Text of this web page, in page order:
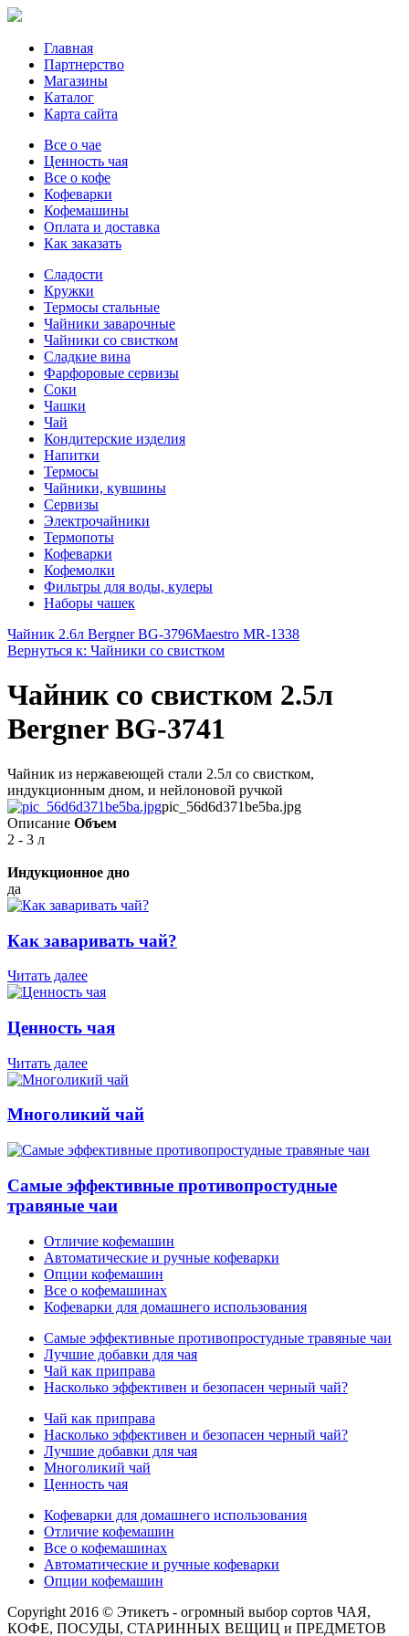
Главная
Партнерство
Магазины
Каталог
Карта сайта
Все о чае
Ценность чая
Все о кофе
Кофеварки
Кофемашины
Оплата и доставка
Как заказать
Сладости
Кружки
Термосы стальные
Чайники заварочные
Чайники со свистком
Сладкие вина
Фарфоровые сервизы
Соки
Чашки
Чай
Кондитерские изделия
Напитки
Термосы
Чайники, кувшины
Сервизы
Электрочайники
Термопоты
Кофеварки
Кофемолки
Фильтры для воды, кулеры
Наборы чашек
Чайник 2.6л Bergner BG-3796Maestro MR-1338
Вернуться к: Чайники со свистком
Чайник со свистком 2.5л
Bergner BG-3741
Чайник из нержавеющей стали 2.5л со свистком,
индукционным дном, и нейлоновой ручкой
pic_56d6d371be5ba.jpg
Описание Объем
2 - 3 л
Индукционное дно
да
Как заваривать чай?
Читать далее
Ценность чая
Читать далее
Многоликий чай
Самые эффективные противопростудные
травяные чаи
Отличие кофемашин
Автоматические и ручные кофеварки
Опции кофемашин
Все о кофемашинах
Кофеварки для домашнего использования
Самые эффективные противопростудные травяные чаи
Лучшие добавки для чая
Чай как приправа
Насколько эффективен и безопасен черный чай?
Чай как приправа
Насколько эффективен и безопасен черный чай?
Лучшие добавки для чая
Многоликий чай
Ценность чая
Кофеварки для домашнего использования
Отличие кофемашин
Все о кофемашинах
Автоматические и ручные кофеварки
Опции кофемашин
Copyright 2016 © Этикетъ - огромный выбор сортов ЧАЯ,
КОФЕ, ПОСУДЫ, СТАРИННЫХ ВЕЩИЦ и ПРЕДМЕТОВ